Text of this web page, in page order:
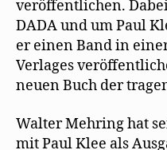
veröffentlichen.
DADA und um Paul
er einen Band in
Verlages
neuen Buch der
Walter Mehring hat
mit Paul Klee als